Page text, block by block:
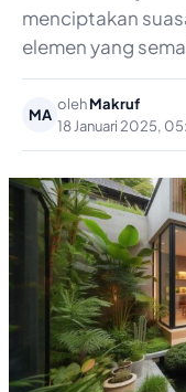
menciptakan
elemen yang
MA
olehMakruf
18 Januari 2025,